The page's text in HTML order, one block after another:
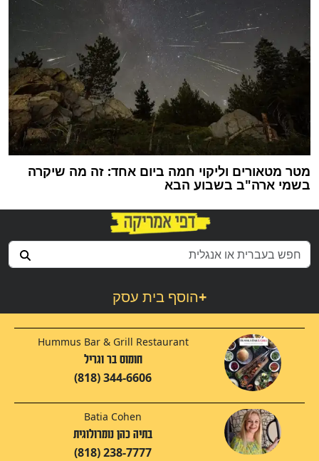
מטר מטאורים וליקוי חמה ביום אחד: זה מה שיקרה
בשמי ארה"ב בשבוע הבא
הוסף בית עסק+
Hummus Bar & Grill Restaurant
חומוס בר וגריל
(818) 344-6606
Batia Cohen
בתיה כהן נומרולוגית
(818) 238-7777